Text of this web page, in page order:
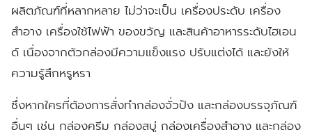
ผลิตภัณฑ์ที่หลากหลาย ไม่ว่าจะเป็น เครื่องประดับ เครื่อง
สำอาง เครื่องใช้ไฟฟ้า ของขวัญ และสินค้าอาหารระดับไฮเอน
ด์ เนื่องจากตัวกล่องมีความแข็งแรง ปรับแต่งได้ และยังให้
ความรู้สึกหรูหรา
ซึ่งหากใครที่ต้องการสั่งทำกล่องจั่วปัง และกล่องบรรจุภัณฑ์
อื่นๆ เช่น กล่องครีม กล่องสบู่ กล่องเครื่องสำอาง และกล่อง